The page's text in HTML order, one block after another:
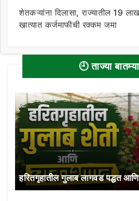
शेतकऱ्यांना दिलासा, राज्यातील 19
खात्यात कर्जमाफीची रक्कम जमा
🕘 ताज्या बातम्या
हरितगृहातील गुलाब लागवड पद्धत